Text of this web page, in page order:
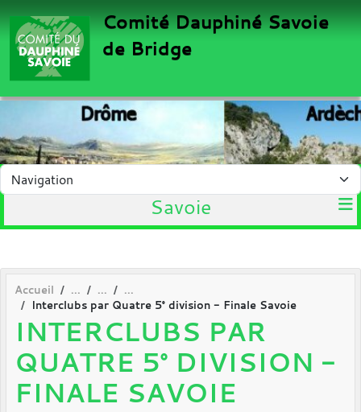
Comité Dauphiné Savoie
de Bridge
Savoie
Accueil
Interclubs par Quatre 5° division - Finale Savoie
INTERCLUBS PAR
QUATRE 5° DIVISION -
FINALE SAVOIE
Panneau de gestion des cookies